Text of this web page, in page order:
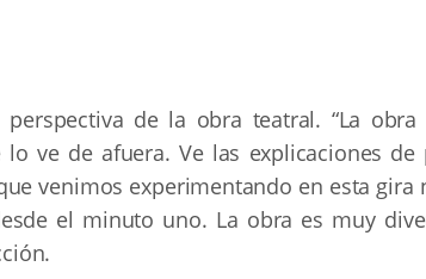
de la obra teatral. “La obra
ve de afuera. Ve las explicaciones de
venimos experimentando en esta gira
el minuto uno. La obra es muy